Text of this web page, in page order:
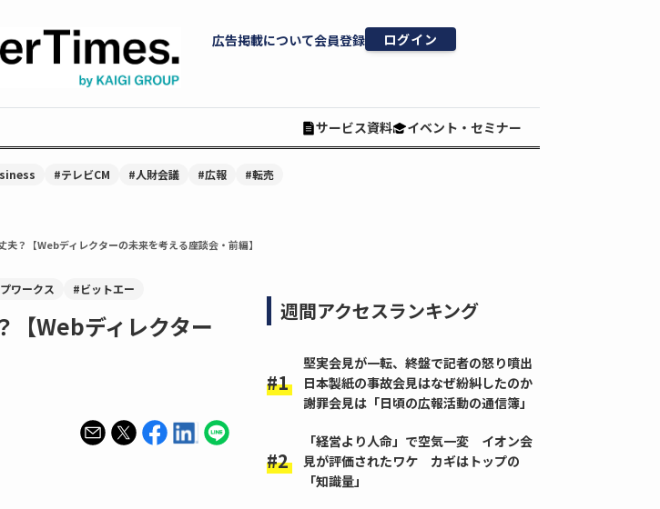
広告掲載について会員登録 ログイン
サービス資料 イベント・セミナー
#テレビCM #人財会議 #広報 #転売
？【Webディレクターの未来を考える座談会・前編】
ワークス #ビットエー
【Webディレクター
週間アクセスランキング
堅実会見が一転、終盤で記者の怒り噴出
日本製紙の事故会見はなぜ紛糾したのか
謝罪会見は「日頃の広報活動の通信簿」
「経営より人命」で空気一変 イオン会
見が評価されたワケ カギはトップの
「知識量」